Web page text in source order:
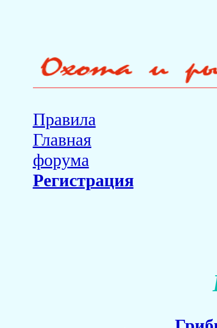
Правила
Главная
форума
Регистрация